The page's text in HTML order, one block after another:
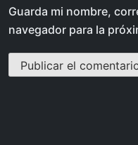
Guarda mi nombre,
navegador para la